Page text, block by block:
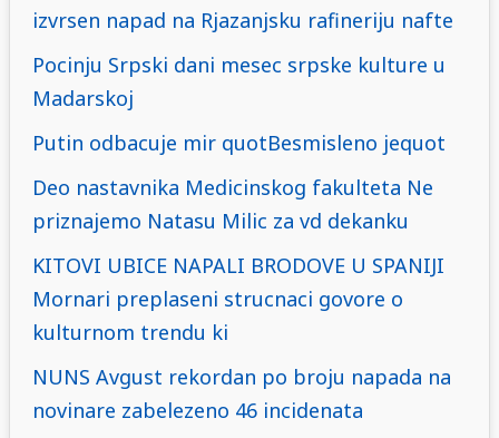
izvrsen napad na Rjazanjsku rafineriju nafte
Pocinju Srpski dani mesec srpske kulture u
Madarskoj
Putin odbacuje mir quotBesmisleno jequot
Deo nastavnika Medicinskog fakulteta Ne
priznajemo Natasu Milic za vd dekanku
KITOVI UBICE NAPALI BRODOVE U SPANIJI
Mornari preplaseni strucnaci govore o
kulturnom trendu ki
NUNS Avgust rekordan po broju napada na
novinare zabelezeno 46 incidenata